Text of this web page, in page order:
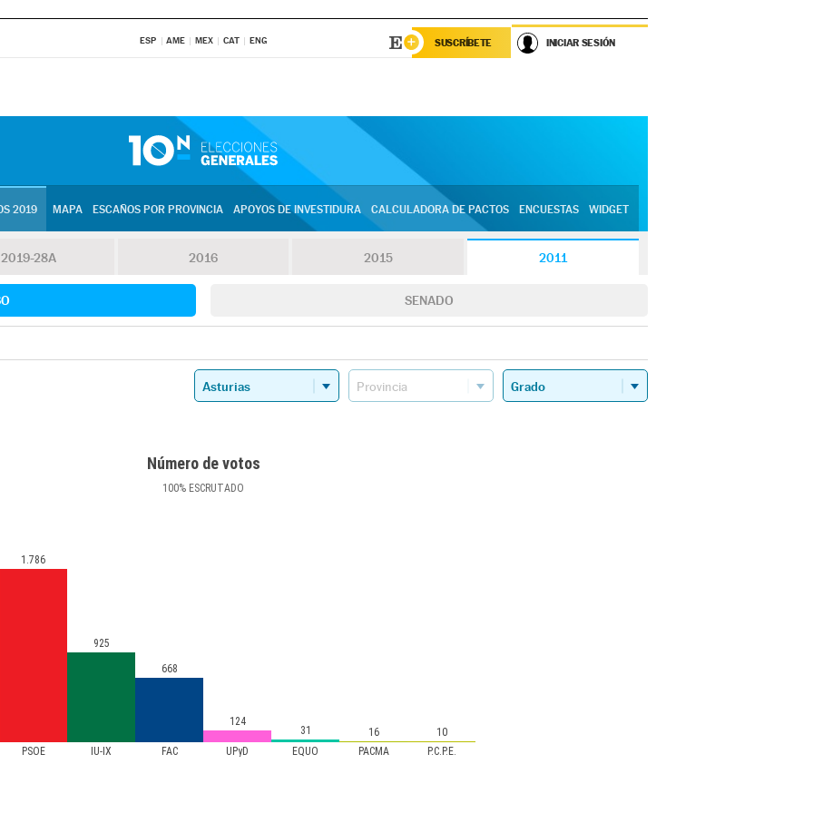
ESP AME MEX CAT ENG SUSCRÍBETE INICIAR SESIÓN
2019 MAPA ESCAÑOS POR PROVINCIA APOYOS DE INVESTIDURA CALCULADORA DE PACTOS ENCUESTAS WIDGET
2019-28A 2016 2015 2011
SENADO
Número de votos
100% ESCRUTADO
PSOE IU-IX FAC UPyD EQUO PACMA P.C.P.E.
1.786
925
668
124
31 16 10